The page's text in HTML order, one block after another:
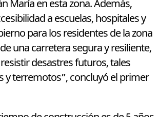
María en esta zona. Además,
a escuelas, hospitales y
para los residentes de la zona
una carretera segura y resiliente,
desastres futuros, tales
y terremotos”, concluyó el primer